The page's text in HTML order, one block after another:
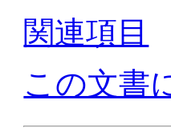
関連項目
この文書